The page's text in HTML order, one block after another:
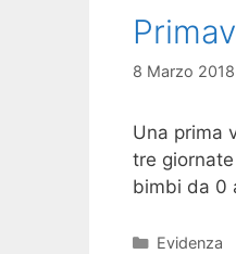
8 Marzo 2018
Una prima
tre
bimbi da 0
Categorie
Evidenza